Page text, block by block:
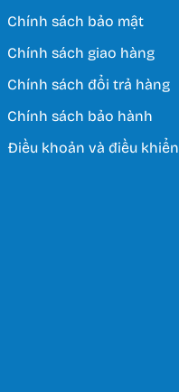
Chính sách bảo mật
Chính sách giao hàng
Chính sách đổi trả hàng
Chính sách bảo hành
Điều khoản và điều khiển